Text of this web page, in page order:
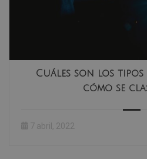
Cuáles son los
cómo se
7 abril, 2022